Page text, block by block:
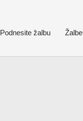
Podnesite žalbu Žalbe